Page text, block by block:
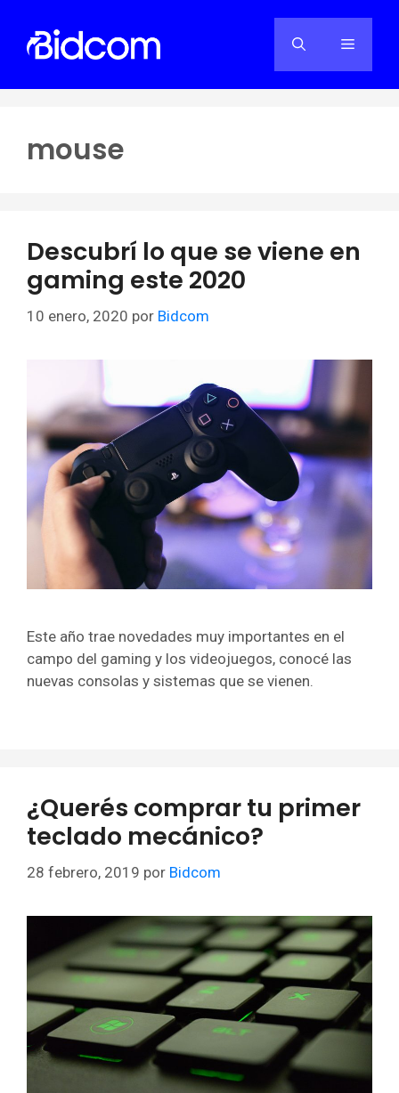
contenido
Menú
mouse
Descubrí lo que se viene en
gaming este 2020
10 enero, 2020 por Bidcom
Este año trae novedades muy importantes en el
campo del gaming y los videojuegos, conocé las
nuevas consolas y sistemas que se vienen.
¿Querés comprar tu primer
teclado mecánico?
28 febrero, 2019 por Bidcom